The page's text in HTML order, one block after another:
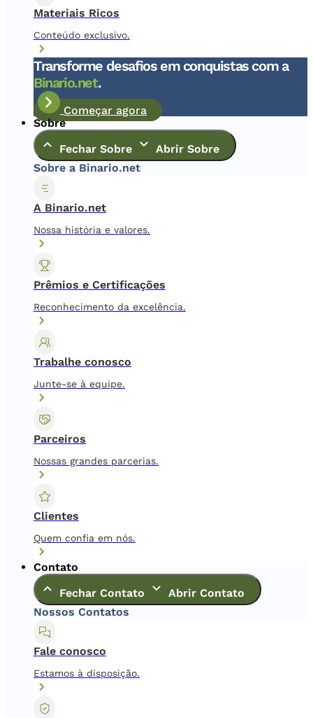
Materiais Ricos
Conteúdo exclusivo.
Transforme desafios em conquistas com a
Binario.net.
Começar agora
Sobre
Fechar Sobre
Abrir Sobre
Sobre a Binario.net
A Binario.net
Nossa história e valores.
Prêmios e Certificações
Reconhecimento da excelência.
Trabalhe conosco
Junte-se à equipe.
Parceiros
Nossas grandes parcerias.
Clientes
Quem confia em nós.
Contato
Fechar Contato
Abrir Contato
Nossos Contatos
Fale conosco
Estamos à disposição.